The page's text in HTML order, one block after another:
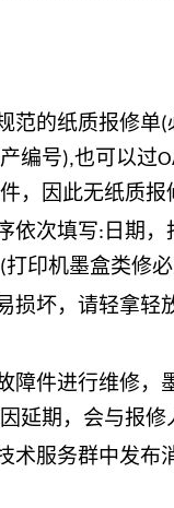
范的纸质报修单(
编号),也可以过
，因此无纸质报
依次填写: 日期
(打印机墨盒类修
损坏，请轻拿轻
障件进行维修，
延期，会与报修
术服务群中发布